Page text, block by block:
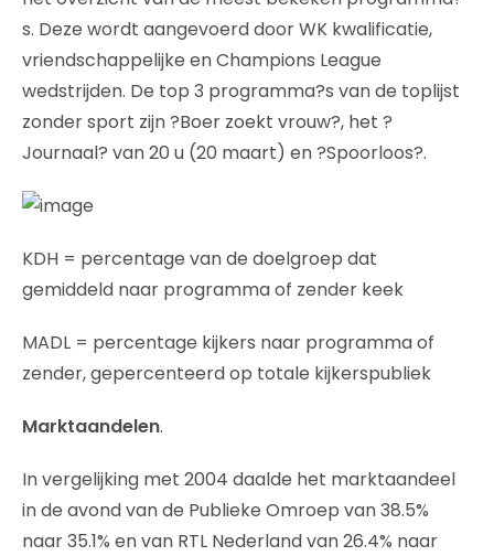
s. Deze wordt aangevoerd door WK kwalificatie,
vriendschappelijke en Champions League
wedstrijden. De top 3 programma?s van de toplijst
zonder sport zijn ?Boer zoekt vrouw?, het ?
Journaal? van 20 u (20 maart) en ?Spoorloos?.
KDH = percentage van de doelgroep dat
gemiddeld naar programma of zender keek
MADL = percentage kijkers naar programma of
zender, gepercenteerd op totale kijkerspubliek
Marktaandelen.
In vergelijking met 2004 daalde het marktaandeel
in de avond van de Publieke Omroep van 38.5%
naar 35.1% en van RTL Nederland van 26.4% naar